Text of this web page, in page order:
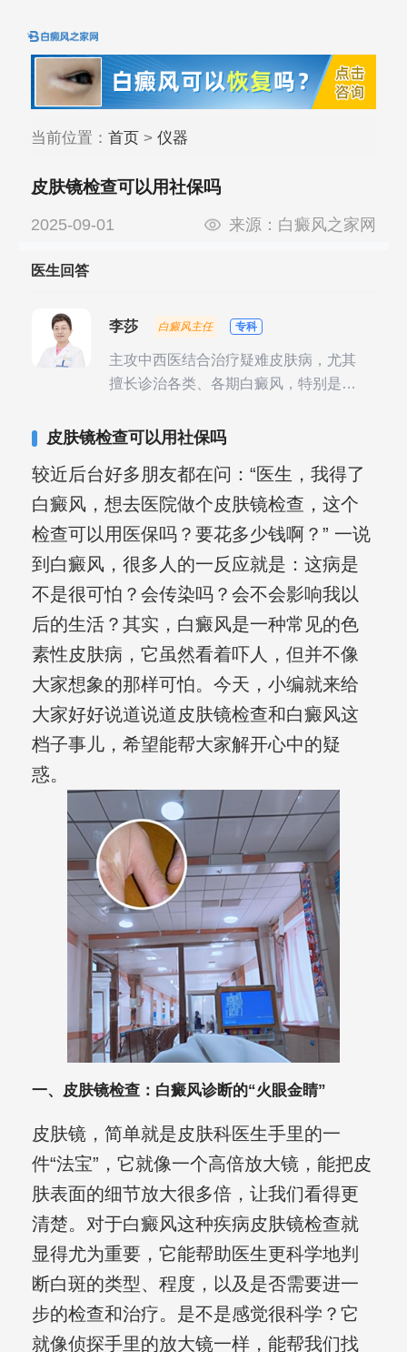
当前位置： 首页> 仪器
皮肤镜检查可以用社保吗
2025-09-01 来源： 白癜风之家网
医生回答
李莎 白癜风主任 专科
主攻中西医结合治疗疑难皮肤病，尤其
擅长诊治各类、各期白癜风，特别是对
复发期;临床运用中医的辨证施治，理法
皮肤镜检查可以用社保吗
较近后台好多朋友都在问：“医生，我得了
白癜风，想去医院做个皮肤镜检查，这个
检查可以用医保吗？要花多少钱啊？” 一说
到白癜风，很多人的一反应就是：这病是
不是很可怕？会传染吗？会不会影响我以
后的生活？其实，白癜风是一种常见的色
素性皮肤病，它虽然看着吓人，但并不像
大家想象的那样可怕。今天，小编就来给
大家好好说道说道皮肤镜检查和白癜风这
档子事儿，希望能帮大家解开心中的疑
惑。
一、皮肤镜检查：白癜风诊断的“火眼金睛”
皮肤镜，简单就是皮肤科医生手里的一
件“法宝”，它就像一个高倍放大镜，能把皮
肤表面的细节放大很多倍，让我们看得更
清楚。对于白癜风这种疾病皮肤镜检查就
显得尤为重要，它能帮助医生更科学地判
断白斑的类型、程度，以及是否需要进一
步的检查和治疗。是不是感觉很科学？它
就像侦探手里的放大镜一样，能帮我们找